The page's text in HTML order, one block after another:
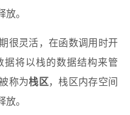
放。
很灵活，在函数调用时开
将以栈的数据结构来管
称为栈区 ，栈区内存空间
放。